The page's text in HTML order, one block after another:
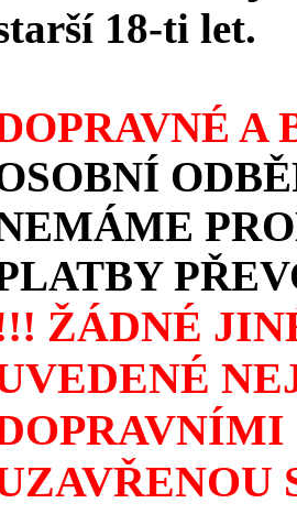
18-ti let.
A
ŽÁDNÉ